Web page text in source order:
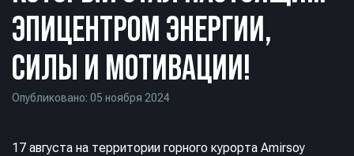
ЭПИЦЕНТРОМ ЭНЕРГИИ,
СИЛЫ И МОТИВАЦИИ!
Опубликовано: 05 ноября 2024
17 августа на территории горного курорта Amirsoy